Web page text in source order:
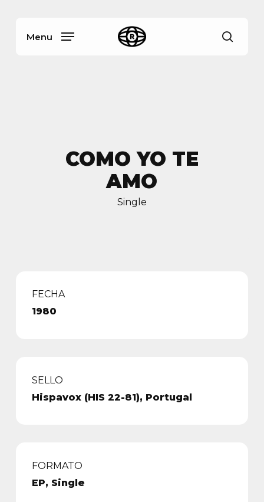
Menu
COMO YO TE
AMO
Single
FECHA
1980
SELLO
Hispavox (HIS 22-81), Portugal
FORMATO
EP, Single